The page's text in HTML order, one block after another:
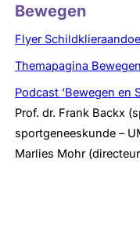
Bewegen
Flyer
Themapagina
Podcast ‘Bewegen en
Prof. dr. Frank Backx
sportgeneeskunde –
Marlies Mohr